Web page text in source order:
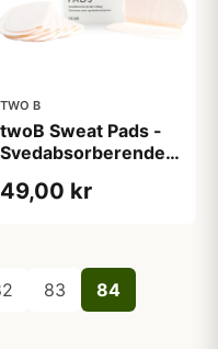
TWO B
twoB Sweat Pads -
Svedabsorberende
49,00 kr
83 84